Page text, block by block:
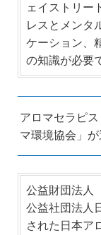
ェイストリー
レスとメンタ
ケーション、
の知識が必要
アロマセラピ
マ環境協会」が
公益財団法人
公益社団法人
された日本ア